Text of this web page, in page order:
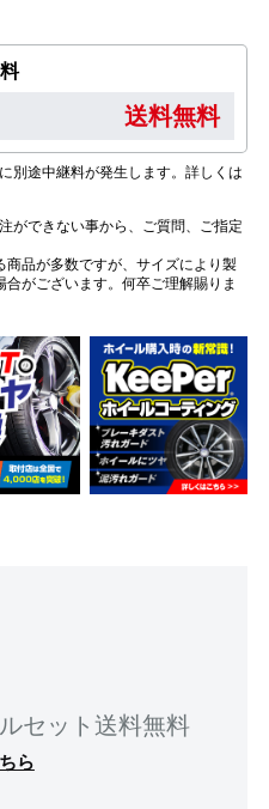
送料無料
別途中継料が発生します。詳しくは
ができない事から、ご質問、ご指定
品が多数ですが、サイズにより製
がございます。何卒ご理解賜りま
セット送料無料
ら